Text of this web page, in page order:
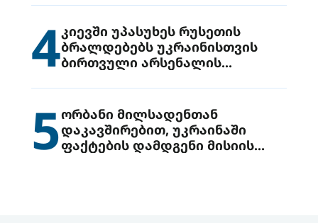
4კიევში უპასუხეს რუსეთის
ბრალდებებს უკრაინისთვის
ბირთვული არსენალის
5ორბანი მილსადენთან
დაკავშირებით, უკრაინაში
ფაქტების დამდგენი მისიის